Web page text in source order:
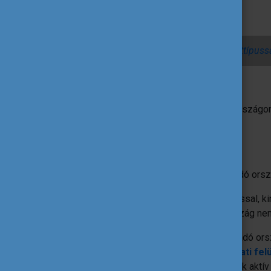
Gyakori kérdések a freemover
A pályázatok benyújtásának határideje
Az ösztöndíjat a nyertes pályázó a fogadó
A pályázatok elbírálásával, ösztöndíjazással,
keresésével kapcsolatban a fogadó ország
Az ösztöndíjak aktuális összegei, a fogadó
központi pályázati
menüpont alatt az egyes országok